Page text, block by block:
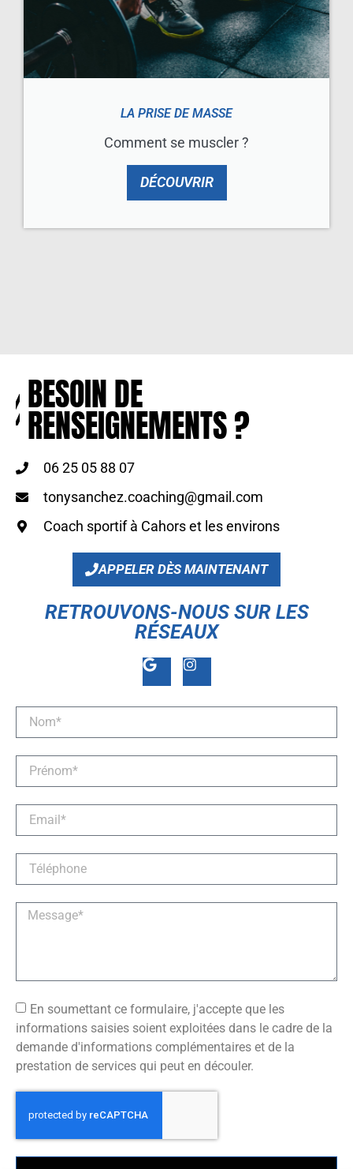
LA PRISE DE MASSE
Comment se muscler ?
DÉCOUVRIR
BESOIN DE
RENSEIGNEMENTS ?
06 25 05 88 07
tonysanchez.coaching@gmail.com
Coach sportif à Cahors et les environs
APPELER DÈS MAINTENANT
RETROUVONS-NOUS SUR LES
RÉSEAUX
En soumettant ce formulaire, j'accepte que les
informations saisies soient exploitées dans le cadre de la
demande d'informations complémentaires et de la
prestation de services qui peut en découler.